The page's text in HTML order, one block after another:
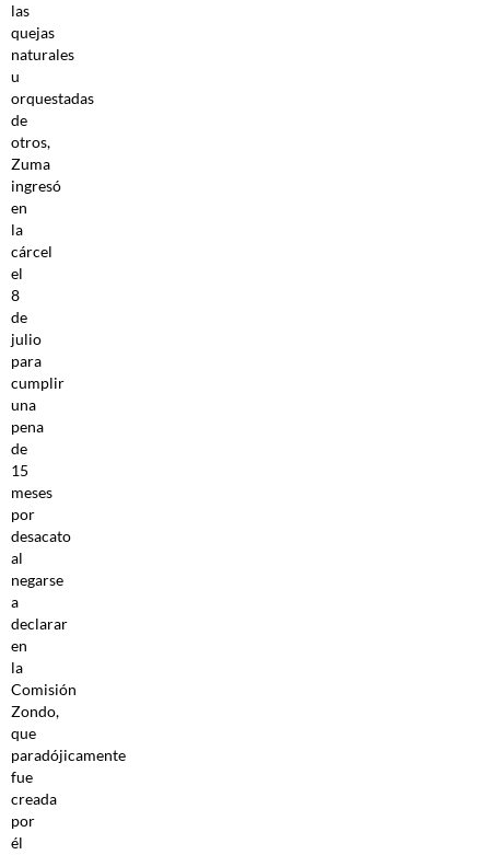
las
quejas
naturales
u
orquestadas
de
otros,
Zuma
ingresó
en
la
cárcel
el
8
de
julio
para
cumplir
una
pena
de
15
meses
por
desacato
al
negarse
a
declarar
en
la
Comisión
Zondo,
que
paradójicamente
fue
creada
por
él